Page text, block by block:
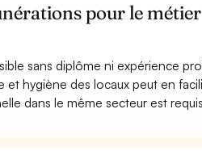
pour le
sans diplôme ni expérience
et hygiène des locaux peut en
dans le même secteur est